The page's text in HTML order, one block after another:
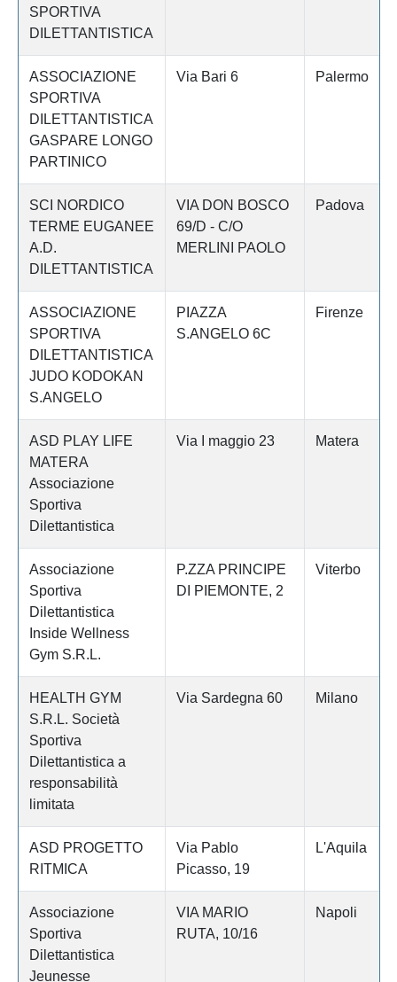
SPORTIVA
DILETTANTISTICA
ASSOCIAZIONE
SPORTIVA
DILETTANTISTICA
GASPARE LONGO
PARTINICO
Via Bari 6 Palermo
SCI NORDICO
TERME EUGANEE
A.D.
DILETTANTISTICA
VIA DON BOSCO
69/D - C/O
MERLINI PAOLO
Padova
ASSOCIAZIONE
SPORTIVA
DILETTANTISTICA
JUDO KODOKAN
S.ANGELO
PIAZZA
S.ANGELO 6C
Firenze
ASD PLAY LIFE
MATERA
Associazione
Sportiva
Dilettantistica
Via I maggio 23 Matera
Associazione
Sportiva
Dilettantistica
Inside Wellness
Gym S.R.L.
P.ZZA PRINCIPE
DI PIEMONTE, 2
Viterbo
HEALTH GYM
S.R.L. Società
Sportiva
Dilettantistica a
responsabilità
limitata
Via Sardegna 60 Milano
ASD PROGETTO
RITMICA
Via Pablo
Picasso, 19
L'Aquila
Associazione
Sportiva
Dilettantistica
Jeunesse
VIA MARIO
RUTA, 10/16
Napoli